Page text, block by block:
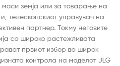
земја или за товарање на
телескопскиот управувач на
партнер. Токму неговите
со широко растежливата
првиот избор во широк
контрола на моделот JLG